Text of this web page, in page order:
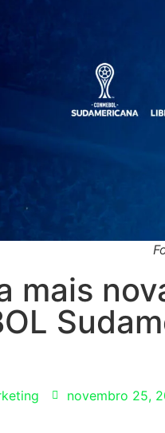
mais
novembro 25,